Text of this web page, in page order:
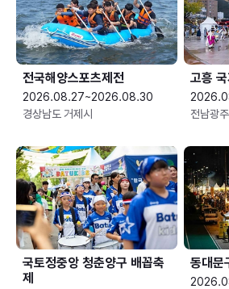
전국해양스포츠제전
2026.08.27~2026.08.30
경상남도 거제시
고흥
전남광
국토정중앙 청춘양구 배꼽축
제
동대문